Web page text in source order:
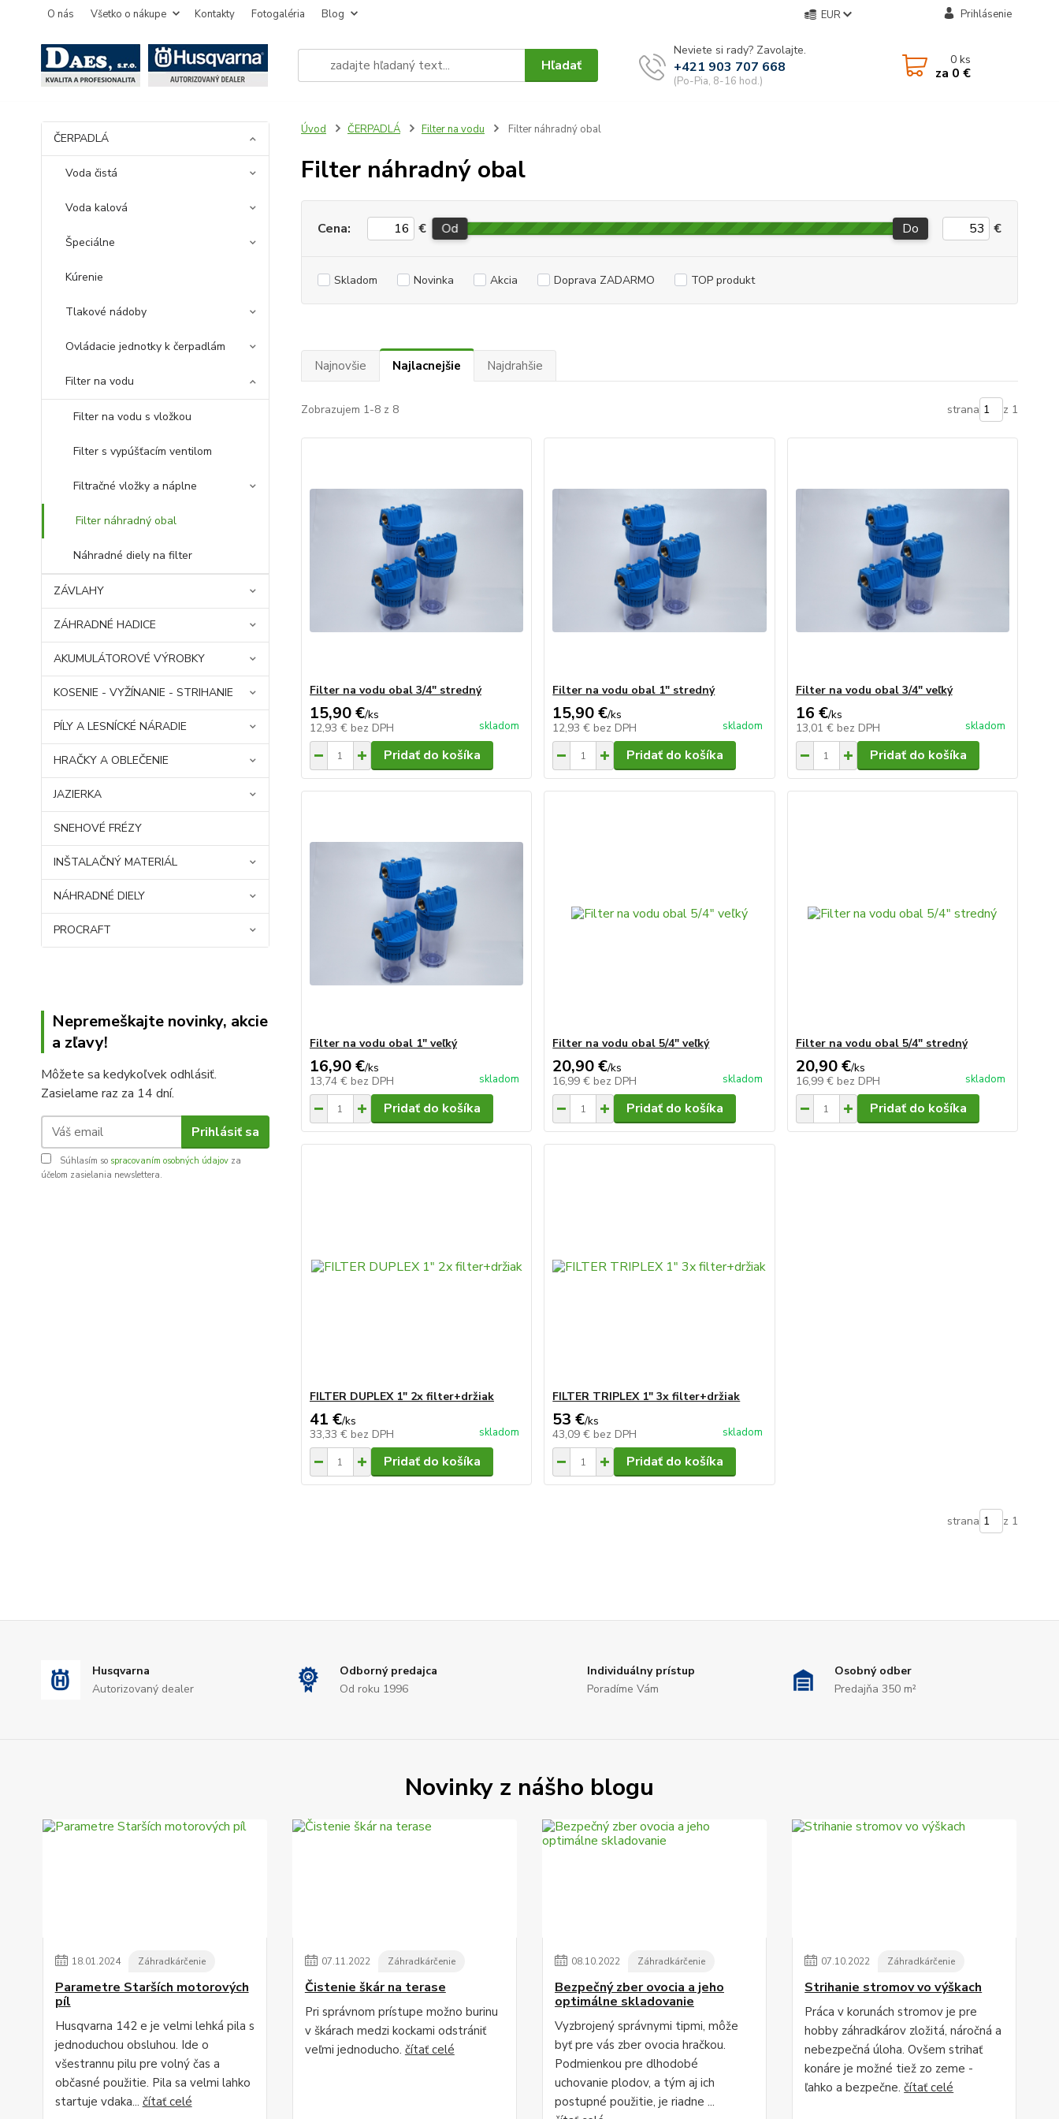
O nás Všetko o nákupe Kontakty Fotogaléria Blog EUR Prihlásenie
Hľadať
Neviete si rady? Zavolajte.
+421 903 707 668
(Po-Pia, 8-16 hod.)
0ks
za 0 €
ČERPADLÁ
Voda čistá
Voda kalová
Špeciálne
Kúrenie
Tlakové nádoby
Ovládacie jednotky k čerpadlám
Filter na vodu
Filter na vodu s vložkou
Filter s vypúšťacím ventilom
Filtračné vložky a náplne
Filter náhradný obal
Náhradné diely na filter
ZÁVLAHY
ZÁHRADNÉ HADICE
AKUMULÁTOROVÉ VÝROBKY
KOSENIE - VYŽÍNANIE - STRIHANIE
PÍLY A LESNÍCKÉ NÁRADIE
HRAČKY A OBLEČENIE
JAZIERKA
SNEHOVÉ FRÉZY
INŠTALAČNÝ MATERIÁL
NÁHRADNÉ DIELY
PROCRAFT
Nepremeškajte novinky, akcie
a zľavy!
Môžete sa kedykoľvek odhlásiť.
Zasielame raz za 14 dní.
Prihlásiť sa
Súhlasím so spracovaním osobných údajov za
účelom zasielania newslettera.
Úvod ČERPADLÁ Filter na vodu Filter náhradný obal
Filter náhradný obal
Cena: € Od Do €
Skladom Novinka Akcia Doprava ZADARMO TOP produkt
Najnovšie Najlacnejšie Najdrahšie
Zobrazujem 1-8 z 8 strana z 1
Filter na vodu obal 3/4" stredný
15,90 €/ks
12,93 € bez DPH skladom
Pridať do košíka
Filter na vodu obal 1" stredný
15,90 €/ks
12,93 € bez DPH skladom
Pridať do košíka
Filter na vodu obal 3/4" veľký
16 €/ks
13,01 € bez DPH skladom
Pridať do košíka
Filter na vodu obal 1" veľký
16,90 €/ks
13,74 € bez DPH skladom
Pridať do košíka
Filter na vodu obal 5/4" veľký
20,90 €/ks
16,99 € bez DPH skladom
Pridať do košíka
Filter na vodu obal 5/4" stredný
20,90 €/ks
16,99 € bez DPH skladom
Pridať do košíka
FILTER DUPLEX 1" 2x filter+držiak
41 €/ks
33,33 € bez DPH skladom
Pridať do košíka
FILTER TRIPLEX 1" 3x filter+držiak
53 €/ks
43,09 € bez DPH skladom
Pridať do košíka
strana z 1
Husqvarna
Autorizovaný dealer
Odborný predajca
Od roku 1996
Individuálny prístup
Poradíme Vám
Osobný odber
Predajňa 350 m²
Novinky z nášho blogu
18.01.2024 Záhradkárčenie
Parametre Starších motorových
píl
Husqvarna 142 e je velmi lehká pila s
jednoduchou obsluhou. Ide o
všestrannu pilu pre volný čas a
občasné použitie. Pila sa velmi lahko
startuje vdaka... čítať celé
07.11.2022 Záhradkárčenie
Čistenie škár na terase
Pri správnom prístupe možno burinu
v škárach medzi kockami odstrániť
veľmi jednoducho. čítať celé
08.10.2022 Záhradkárčenie
Bezpečný zber ovocia a jeho
optimálne skladovanie
Vyzbrojený správnymi tipmi, môže
byť pre vás zber ovocia hračkou.
Podmienkou pre dlhodobé
uchovanie plodov, a tým aj ich
postupné použitie, je riadne ...
07.10.2022 Záhradkárčenie
Strihanie stromov vo výškach
Práca v korunách stromov je pre
hobby záhradkárov zložitá, náročná a
nebezpečná úloha. Ovšem strihať
konáre je možné tiež zo zeme -
ľahko a bezpečne.čítať celé